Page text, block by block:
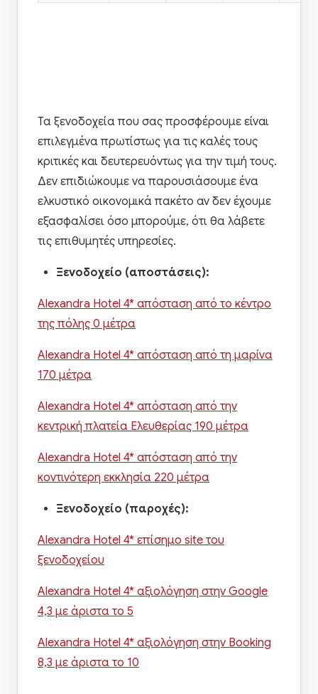
Τα ξενοδοχεία που σας προσφέρουμε είναι
επιλεγμένα πρωτίστως για τις καλές τους
κριτικές και δευτερευόντως για την τιμή τους.
Δεν επιδιώκουμε να παρουσιάσουμε ένα
ελκυστικό οικονομικά πακέτο αν δεν έχουμε
εξασφαλίσει όσο μπορούμε, ότι θα λάβετε
τις επιθυμητές υπηρεσίες.
Ξενοδοχείο (αποστάσεις):
Alexandra Hotel 4* απόσταση από το κέντρο
της πόλης 0 μέτρα
Alexandra Hotel 4* απόσταση από τη μαρίνα
170 μέτρα
Alexandra Hotel 4* απόσταση από την
κεντρική πλατεία Ελευθερίας 190 μέτρα
Alexandra Hotel 4* απόσταση από την
κοντινότερη εκκλησία 220 μέτρα
Ξενοδοχείο (παροχές):
Alexandra Hotel 4* επίσημο site του
ξενοδοχείου
Alexandra Hotel 4* αξιολόγηση στην Google
4,3 με άριστα το 5
Alexandra Hotel 4* αξιολόγηση στην Booking
8,3 με άριστα το 10